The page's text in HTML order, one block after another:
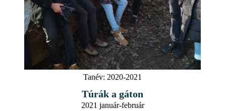
Tanév: 2020-2021
Túrák a gáton
2021 január-február